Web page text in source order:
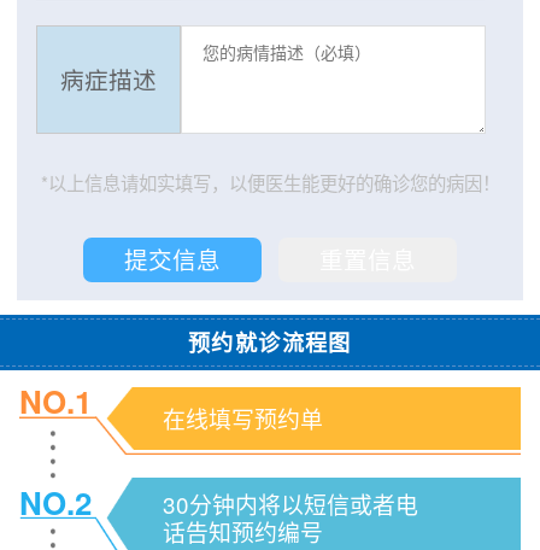
病症描述
*以上信息请如实填写，以便医生能更好的确诊您的病因！
预约就诊流程图
NO.1 在线填写预约单
NO.2
30分钟内将以短信或者电
话告知预约编号